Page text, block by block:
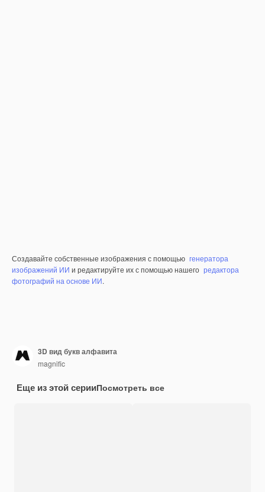
Создавайте собственные изображения с помощью генератора
изображений ИИ и редактируйте их с помощью нашего редактора
фотографий на основе ИИ.
3D вид букв алфавита
magnific
Еще из этой серииПосмотреть все